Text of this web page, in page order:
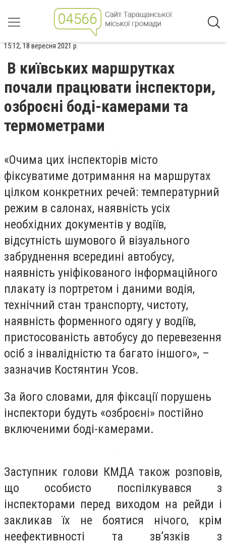
15:12, 18 вересня 2021 р.
В київських маршрутках
почали працювати інспектори,
озброєні боді-камерами та
термометрами
«Очима цих інспекторів місто
фіксуватиме дотримання на маршрутах
цілком конкретних речей: температурний
режим в салонах, наявність усіх
необхідних документів у водіїв,
відсутність шумового й візуального
забруднення всередині автобусу,
наявність уніфікованого інформаційного
плакату із портретом і даними водія,
технічний стан транспорту, чистоту,
наявність форменного одягу у водіїв,
пристосованість автобусу до перевезення
осіб з інвалідністю та багато іншого», –
зазначив Костянтин Усов.
За його словами, для фіксації порушень
інспектори будуть «озброєні» постійно
включеними боді-камерами.
Заступник голови КМДА також розповів,
що особисто поспілкувався з
інспекторами перед виходом на рейди і
закликав їх не боятися нічого, крім
неефективності та зв’язків з